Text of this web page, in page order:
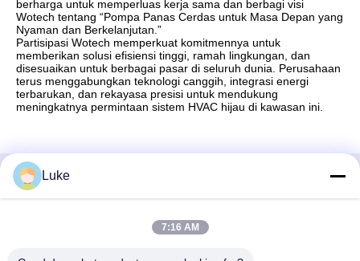
berharga untuk memperluas kerja sama dan berbagi visi
Wotech tentang “Pompa Panas Cerdas untuk Masa Depan yang
Nyaman dan Berkelanjutan.”
Partisipasi Wotech memperkuat komitmennya untuk
memberikan solusi efisiensi tinggi, ramah lingkungan, dan
disesuaikan untuk berbagai pasar di seluruh dunia. Perusahaan
terus menggabungkan teknologi canggih, integrasi energi
terbarukan, dan rekayasa presisi untuk mendukung
meningkatnya permintaan sistem HVAC hijau di kawasan ini.
Kontak Cepat
Luke
7:16 AM